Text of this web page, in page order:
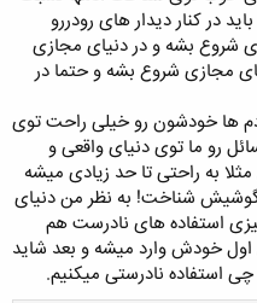
در کنار دیدار های رودررو
شروع بشه و در دنیای مجازی
مجازی شروع بشه و حتما در
ها خودشون رو خیلی راحت توی
رو ما توی دنیای واقعی و
به راحتی تا حد زیادی میشه
شناخت! به نظر من دنیای
استفاده های نادرست هم
خودش وارد میشه و بعد شاید
استفاده نادرستی میکنیم.